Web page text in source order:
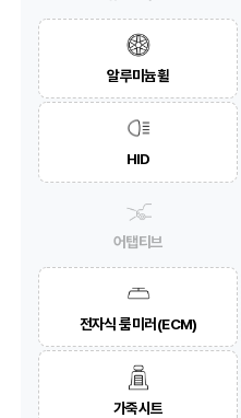
알루미늄휠
HID
어탭티브
전자식 룸미러(ECM)
가죽시트